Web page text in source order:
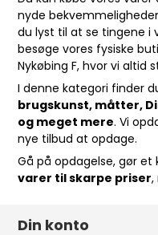
nyde
du lyst til at se tingene i
besøge vores fysiske
Nykøbing F, hvor vi altid
I denne kategori finder
brugskunst, måtter,
og meget mere. Vi
nye tilbud at opdage.
Gå på opdagelse, gør
varer til skarpe priser
Din konto